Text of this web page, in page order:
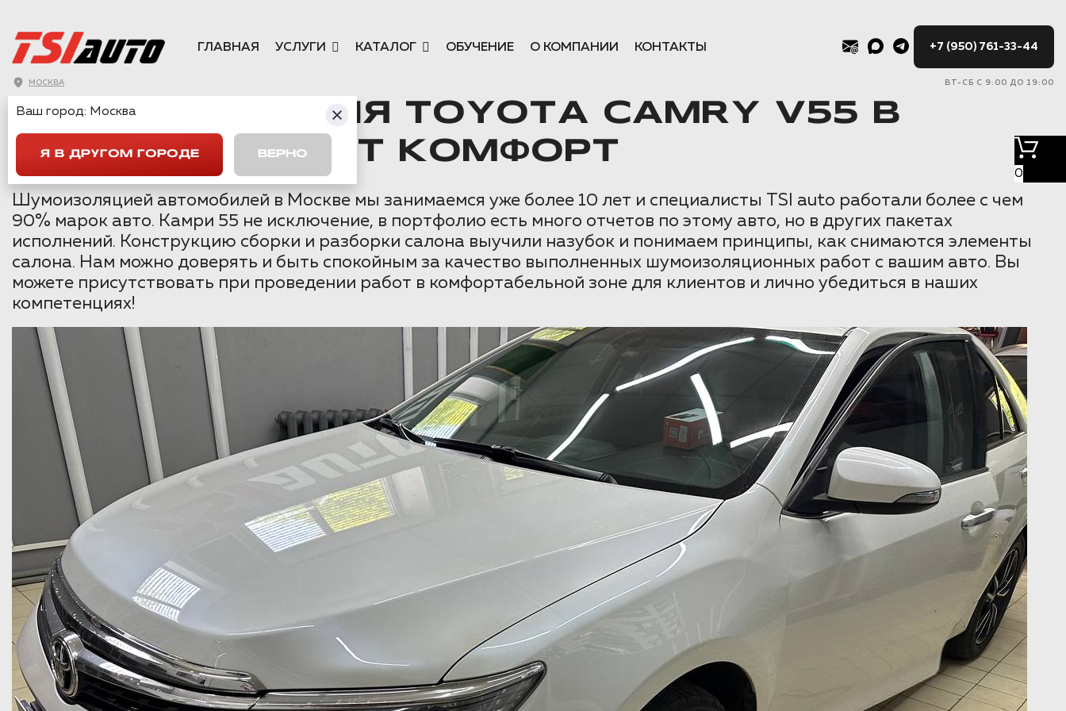
МОСКВА
ГЛАВНАЯ УСЛУГИ КАТАЛОГ ОБУЧЕНИЕ О КОМПАНИИ КОНТАКТЫ +7 (950) 761-33-44
ВТ-СБ С 9:00 ДО 19:00
0
ШУМОИЗОЛЯЦИЯ TOYOTA CAMRY V55 В
МОСКВЕ - ПАКЕТ КОМФОРТ
Шумоизоляцией автомобилей в Москве мы занимаемся уже более 10 лет и специалисты TSI auto работали более с чем
90% марок авто. Камри 55 не исключение, в портфолио есть много отчетов по этому авто, но в других пакетах
исполнений. Конструкцию сборки и разборки салона выучили назубок и понимаем принципы, как снимаются элементы
салона. Нам можно доверять и быть спокойным за качество выполненных шумоизоляционных работ с вашим авто. Вы
можете присутствовать при проведении работ в комфортабельной зоне для клиентов и лично убедиться в наших
компетенциях!
Ваш город: Москва
Я В ДРУГОМ ГОРОДЕ ВЕРНО